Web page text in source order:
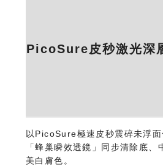
以PicoSure極速皮秒震碎未浮
「蜂巢瞬效透鏡」同步清除底、
美白膚色。